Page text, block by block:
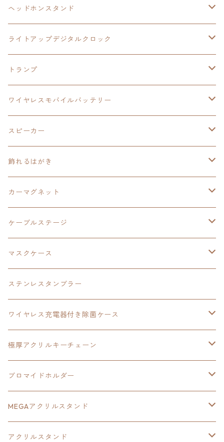
置くだけスピーカー
飾れるはがき
モバイルバッテリー
オーロラアクリルスタンド
碧の軌跡：改
創の軌跡
ケーブルステージ
イラストフレームクロック
ダブルアクリルキーチェーン
40周年記念
黎の軌跡
3in1充電ケーブル
カードサイズスピーカー
黎の軌跡Ⅱ
イースⅩ
東亰ザナドゥeX+
極厚アクリルキーチェーン
オーロラアクリルスタンド
イースvs空の軌跡
軌跡シリーズ20周年
界の軌跡
アクリルマグネット
ヘッドホンスタンド
空の軌跡1st
イース
亰都ザナドゥ
王冠クリップ
閃の軌跡Ⅲ
ソーラーパネル
LEDライト付き
閃の軌跡Ⅳ
イースⅨ
イースⅨ
零の軌跡：改
碧の軌跡：改
創の軌跡
黎の軌跡
黎の軌跡Ⅱ
空の軌跡1st
界の軌跡
サンリオ
ワンピース
今日から俺は！！
ゴジラ
手塚治虫
ウルトラマン
タツノコプロ
ドラえもん
ヘッドホンスタンド
閃の軌跡Ⅳ
イースⅨ
零の軌跡：改
碧の軌跡：改
創の軌跡
黎の軌跡
黎の軌跡Ⅱ
界の軌跡
ライトアップデジタルクロック
閃の軌跡Ⅳ
イースⅨ
零の軌跡：改
碧の軌跡：改
創の軌跡
トランプ
日本ファルコム
ワイヤレスモバイルバッテリー
イースⅨ
閃の軌跡
閃の軌跡Ⅳ
零の軌跡：改
碧の軌跡：改
創の軌跡
40周年記念
スピーカー
置くだけスピーカー
碧の軌跡：改
創の軌跡
バイブレーションスピーカー
軌跡シリーズ15周年
創の軌跡
飾れるはがき
閃の軌跡Ⅳ
イースⅨ
創の軌跡
カーマグネット
軌跡シリーズ
ケーブルステージ
閃の軌跡Ⅲ
創の軌跡
マスクケース
創の軌跡
ステンレスタンブラー
ワイヤレス充電器付き除菌ケース
創の軌跡
イース
極厚アクリルキーチェーン
日本ファルコム40周年記念イラスト
黎の軌跡
イースⅧ
ブロマイドホルダー
40周年記念
黎の軌跡
MEGAアクリルスタンド
黎の軌跡
アクリルスタンド